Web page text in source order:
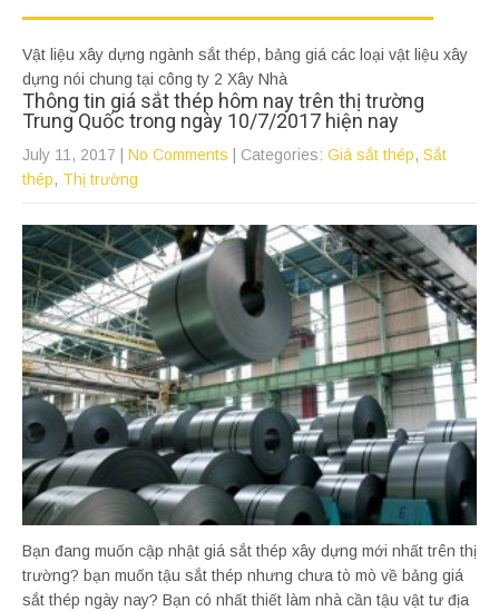
Vật liệu xây dựng ngành sắt thép, bảng giá các loại vật liệu xây
dựng nói chung tại công ty 2 Xây Nhà
Thông tin giá sắt thép hôm nay trên thị trường
Trung Quốc trong ngày 10/7/2017 hiện nay
July 11, 2017 No Comments | Categories: Giá sắt thép, Sắt
thép, Thị trường
Bạn đang muốn cập nhật giá sắt thép xây dựng mới nhất trên thị
trường? bạn muốn tậu sắt thép nhưng chưa tò mò về bảng giá
sắt thép ngày nay? Bạn có nhất thiết làm nhà cần tậu vật tư địa